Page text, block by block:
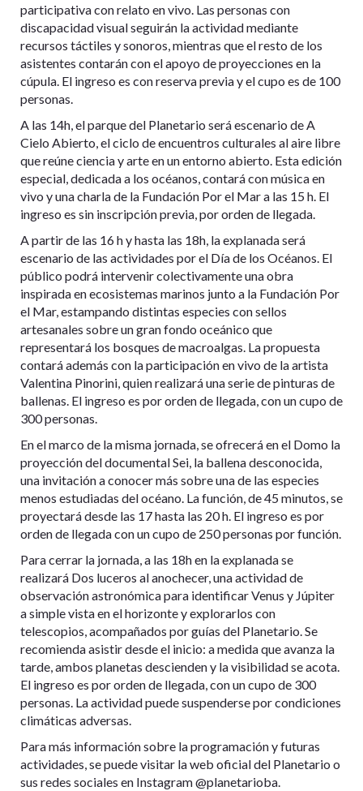
participativa con relato en vivo. Las personas con
discapacidad visual seguirán la actividad mediante
recursos táctiles y sonoros, mientras que el resto de los
asistentes contarán con el apoyo de proyecciones en la
cúpula. El ingreso es con reserva previa y el cupo es de 100
personas.
A las 14h, el parque del Planetario será escenario de A
Cielo Abierto, el ciclo de encuentros culturales al aire libre
que reúne ciencia y arte en un entorno abierto. Esta edición
especial, dedicada a los océanos, contará con música en
vivo y una charla de la Fundación Por el Mar a las 15 h. El
ingreso es sin inscripción previa, por orden de llegada.
A partir de las 16 h y hasta las 18h, la explanada será
escenario de las actividades por el Día de los Océanos. El
público podrá intervenir colectivamente una obra
inspirada en ecosistemas marinos junto a la Fundación Por
el Mar, estampando distintas especies con sellos
artesanales sobre un gran fondo oceánico que
representará los bosques de macroalgas. La propuesta
contará además con la participación en vivo de la artista
Valentina Pinorini, quien realizará una serie de pinturas de
ballenas. El ingreso es por orden de llegada, con un cupo de
300 personas.
En el marco de la misma jornada, se ofrecerá en el Domo la
proyección del documental Sei, la ballena desconocida,
una invitación a conocer más sobre una de las especies
menos estudiadas del océano. La función, de 45 minutos, se
proyectará desde las 17 hasta las 20 h. El ingreso es por
orden de llegada con un cupo de 250 personas por función.
Para cerrar la jornada, a las 18h en la explanada se
realizará Dos luceros al anochecer, una actividad de
observación astronómica para identificar Venus y Júpiter
a simple vista en el horizonte y explorarlos con
telescopios, acompañados por guías del Planetario. Se
recomienda asistir desde el inicio: a medida que avanza la
tarde, ambos planetas descienden y la visibilidad se acota.
El ingreso es por orden de llegada, con un cupo de 300
personas. La actividad puede suspenderse por condiciones
climáticas adversas.
Para más información sobre la programación y futuras
actividades, se puede visitar la web oficial del Planetario o
sus redes sociales en Instagram @planetarioba.